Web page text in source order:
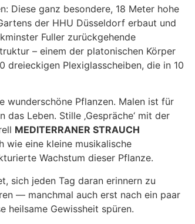
Diese ganz besondere, 18 Meter hohe
der HHU Düsseldorf erbaut und
Fuller zurückgehende
– einem der platonischen Körper
dreieckigen Plexiglasscheiben, die in 10
wunderschöne Pflanzen. Malen ist für
Leben. Stille ‚Gespräche‘ mit der
MEDITERRANER STRAUCH
wie eine kleine musikalische
Wachstum dieser Pflanze.
sich jeden Tag daran erinnern zu
— manchmal auch erst nach ein paar
heilsame Gewissheit spüren.